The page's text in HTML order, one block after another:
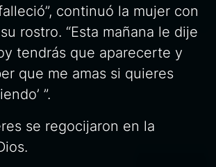
continuó la mujer con
rostro. “Esta mañana le dije
tendrás que aparecerte y
que me amas si quieres
”.
se regocijaron en la